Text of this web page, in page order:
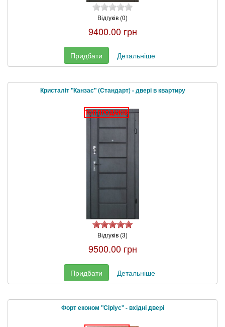
Відгуків (0)
9400.00 грн
Придбати Детальніше
Кристаліт "Канзас" (Стандарт) - двері в квартиру
Відгуків (3)
9500.00 грн
Придбати Детальніше
Форт економ "Сіріус" - вхідні двері